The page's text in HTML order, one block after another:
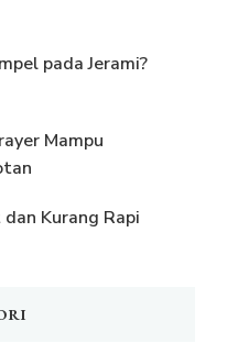
pada Jerami?
Mampu
Kurang Rapi